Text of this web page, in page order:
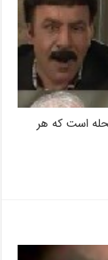
است که هر